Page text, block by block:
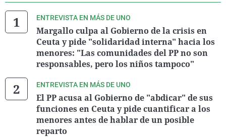
ENTREVISTA EN MÁS DE UNO
Margallo culpa al Gobierno de la crisis en
Ceuta y pide "solidaridad interna" hacia los
menores: "Las comunidades del PP no son
responsables, pero los niños tampoco"
ENTREVISTA EN MÁS DE UNO
El PP acusa al Gobierno de "abdicar" de sus
funciones en Ceuta y pide cuantificar a los
menores antes de hablar de un posible
reparto